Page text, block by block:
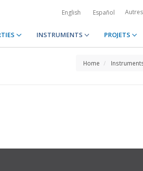
English Español
INSTRUMENTS PROJETS
Home